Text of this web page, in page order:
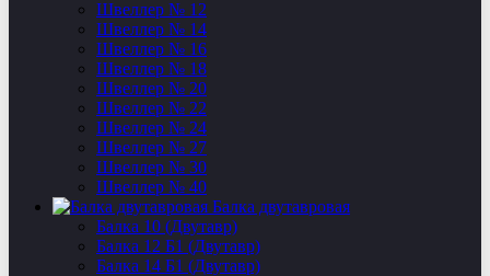
Швеллер № 12
Швеллер № 14
Швеллер № 16
Швеллер № 18
Швеллер № 20
Швеллер № 22
Швеллер № 24
Швеллер № 27
Швеллер № 30
Швеллер № 40
Балка двутавровая
Балка 10 (Двутавр)
Балка 12 Б1 (Двутавр)
Балка 14 Б1 (Двутавр)